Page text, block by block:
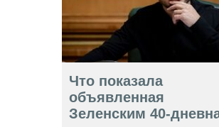
Что показала
объявленная
Зеленским 40-